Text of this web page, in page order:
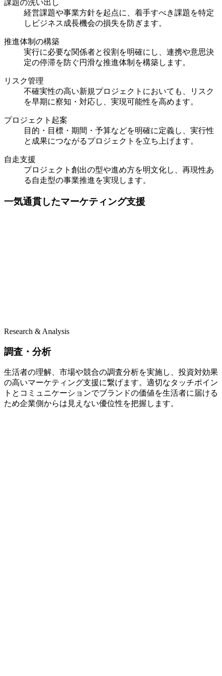
課題の洗い出し
経営課題や事業方針を起点に、着手すべき課題を特定
しビジネス成長機会の損失を防ぎます。
推進体制の構築​
実行に必要な関係者と役割を明確にし、連携や意思決
定の停滞を防ぐ円滑な推進体制を構築します。​
リスク管理​
不確実性の高い新規プロジェクトにおいても、リスク
を早期に察知・対応し、実現可能性を高めます。
プロジェクト起案​
目的・目標・期間・予算などを明確に定義し、実行性
と成果につながるプロジェクトを立ち上げます。​
自走支援​​
プロジェクト創出の型や進め方を明文化し、再現性あ
る自走型の事業推進を実現します。​
一気通貫したマーケティング支援
Research & Analysis
調査・分析
生活者の理解、市場や競合の調査分析を実施し、投資対効果
の高いマーケティング支援に繋げます。適切なタッチポイン
トとコミュニケーションでブランドの価値を生活者に届ける
ため企業側からは見えない優位性を把握します。